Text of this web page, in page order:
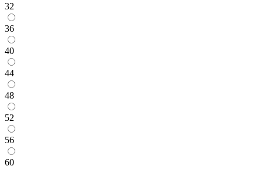
32
36
40
44
48
52
56
60